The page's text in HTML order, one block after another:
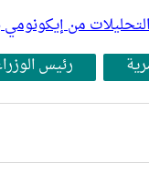
والتحليلات من
رئيس